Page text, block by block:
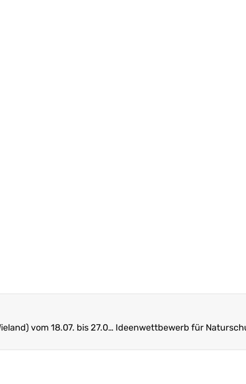
Ausstellung in Miesbach: „Grün kaputt“ (Dieter Wieland) vom 18.07. bis 27.08.2020